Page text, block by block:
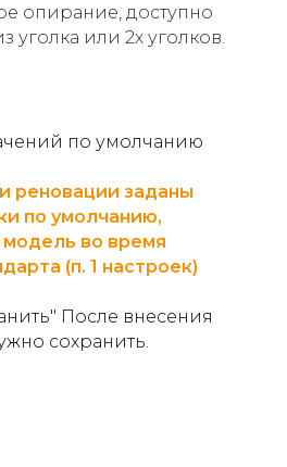
опирание, доступно
уголка или 2х уголков.
по умолчанию
реновации заданы
по умолчанию,
во время
(п. 1 настроек)
После внесения
сохранить.